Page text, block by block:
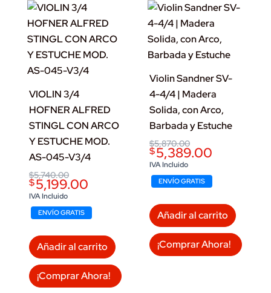
VIOLIN 3/4
HOFNER ALFRED
STINGL CON ARCO
Y ESTUCHE MOD.
AS-045-V3/4
$5,740.00
Original
price
was:
$5,740.00.
$5,199.00
Current
price
is:
$5,199.00.
IVA Incluido
ENVÍO GRATIS
Añadir al carrito
¡Comprar Ahora!
Violin Sandner SV-
4-4/4 | Madera
Solida, con Arco,
Barbada y Estuche
$5,870.00
Original
price
was:
$5,870.00.
$5,389.00
Current
price
is:
$5,389.00.
IVA Incluido
ENVÍO GRATIS
Añadir al carrito
¡Comprar Ahora!